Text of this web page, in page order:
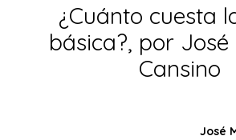
¿Cuánto cuesta
básica?, por José
Cansino
José